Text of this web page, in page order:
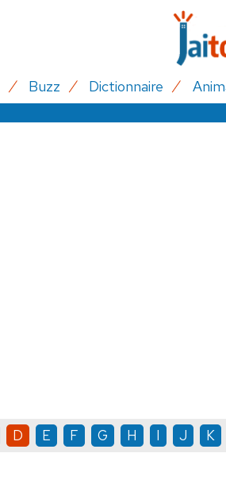
Buzz Dictionnaire
D E F G H I J K